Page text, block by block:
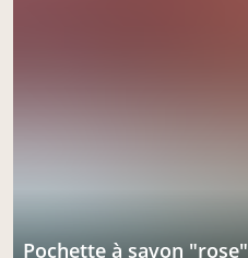
pochette à savon "rose"